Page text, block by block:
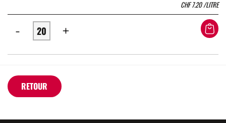
CHF7.20/LITRE
- +
RETOUR